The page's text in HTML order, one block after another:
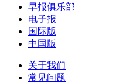
早报俱乐部
电子报
国际版
中国版
关于我们
常见问题